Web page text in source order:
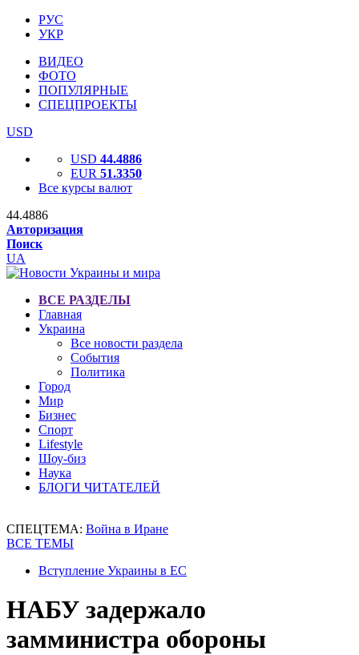
РУС
УКР
ВИДЕО
ФОТО
ПОПУЛЯРНЫЕ
СПЕЦПРОЕКТЫ
USD
USD 44.4886
EUR 51.3350
Все курсы валют
44.4886
Авторизация
Поиск
UA
ВСЕ РАЗДЕЛЫ
Главная
Украина
Все новости раздела
События
Политика
Город
Мир
Бизнес
Спорт
Lifestyle
Шоу-биз
Наука
БЛОГИ ЧИТАТЕЛЕЙ
СПЕЦТЕМА: Война в Иране
ВСЕ ТЕМЫ
Вступление Украины в ЕС
НАБУ задержало
замминистра обороны